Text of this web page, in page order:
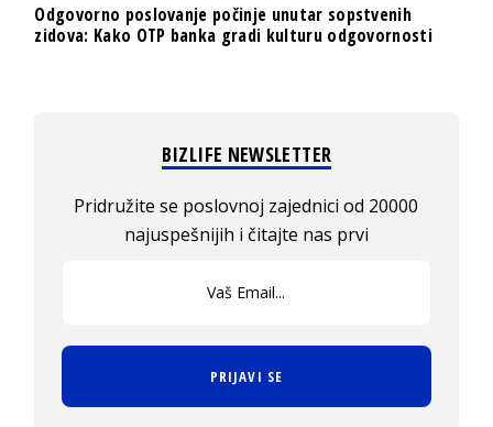
Odgovorno poslovanje počinje unutar sopstvenih
zidova: Kako OTP banka gradi kulturu odgovornosti
BIZLIFE NEWSLETTER
Pridružite se poslovnoj zajednici od 20000
najuspešnijih i čitajte nas prvi
PRIJAVI SE